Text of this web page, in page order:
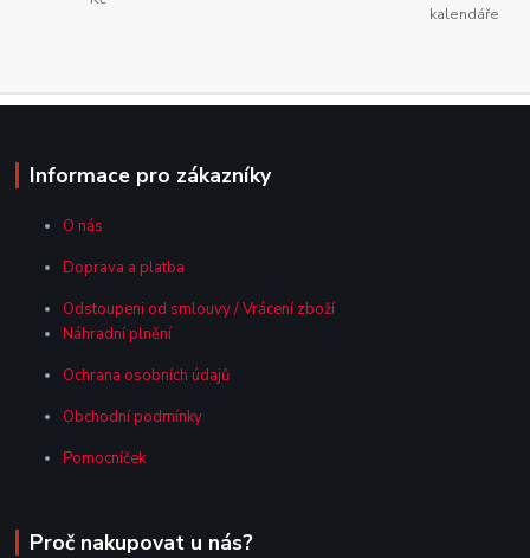
kalendáře
Informace pro zákazníky
O nás
Doprava a platba
Odstoupeni od smlouvy / Vrácení zboží
Náhradní plnění
Ochrana osobních údajů
Obchodní podmínky
Pomocníček
Proč nakupovat u nás?